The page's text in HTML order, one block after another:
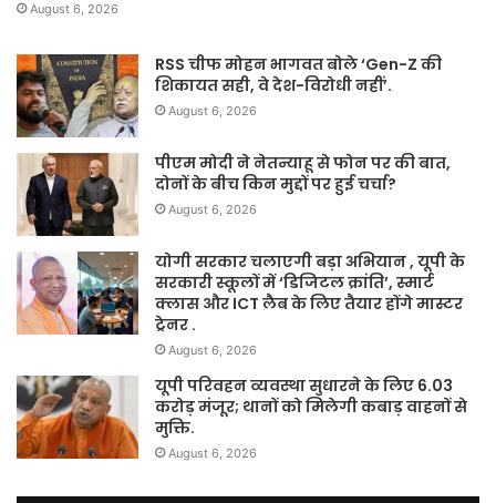
August 6, 2026
RSS चीफ मोहन भागवत बोले ‘Gen-Z की
शिकायत सही, वे देश-विरोधी नहीं’.
August 6, 2026
पीएम मोदी ने नेतन्याहू से फोन पर की बात,
दोनों के बीच किन मुद्दों पर हुई चर्चा?
August 6, 2026
योगी सरकार चलाएगी बड़ा अभियान , यूपी के
सरकारी स्कूलों में ‘डिजिटल क्रांति’, स्मार्ट
क्लास और ICT लैब के लिए तैयार होंगे मास्टर
ट्रेनर .
August 6, 2026
यूपी परिवहन व्यवस्था सुधारने के लिए 6.03
करोड़ मंजूर; थानों को मिलेगी कबाड़ वाहनों से
मुक्ति.
August 6, 2026